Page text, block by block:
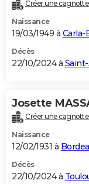
Créer une
Naissance
19/03/1949 à Carla-
Décès
22/10/2024 à
Josette
Créer une
Naissance
12/02/1931 à
Décès
22/10/2024 à